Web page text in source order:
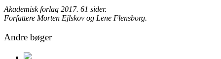
Akademisk forlag 2017. 61 sider.
Forfattere Morten Ejlskov og Lene Flensborg.
Andre bøger